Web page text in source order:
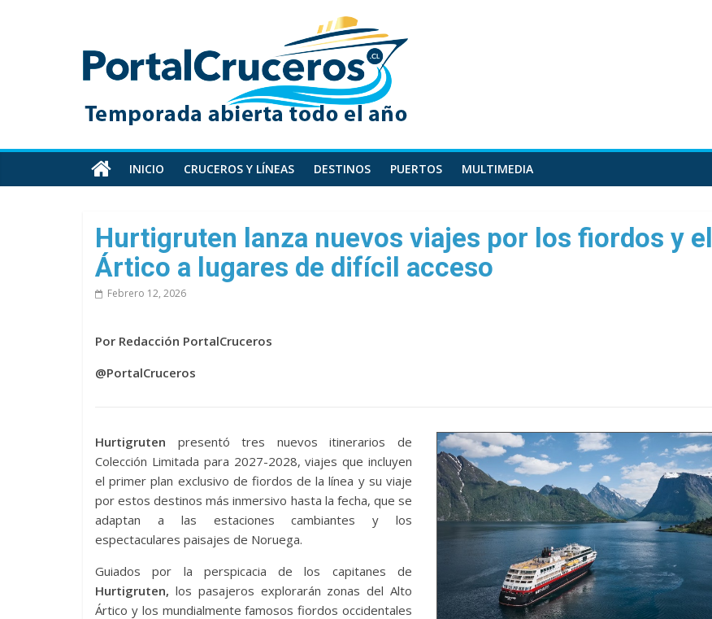
PortalCruceros
Toda
información
cruceros
en
un
sitio
INICIO CRUCEROS Y LÍNEAS DESTINOS PUERTOS MULTIMEDIA
Hurtigruten lanza nuevos viajes por los fiordos y el
Ártico a lugares de difícil acceso
Febrero 12, 2026
Por Redacción PortalCruceros
@PortalCruceros
Hurtigruten presentó tres nuevos itinerarios de
Colección Limitada para 2027-2028, viajes que incluyen
el primer plan exclusivo de fiordos de la línea y su viaje
por estos destinos más inmersivo hasta la fecha, que se
adaptan a las estaciones cambiantes y los
espectaculares paisajes de Noruega.
Guiados por la perspicacia de los capitanes de
Hurtigruten, los pasajeros explorarán zonas del Alto
Ártico y los mundialmente famosos fiordos occidentales